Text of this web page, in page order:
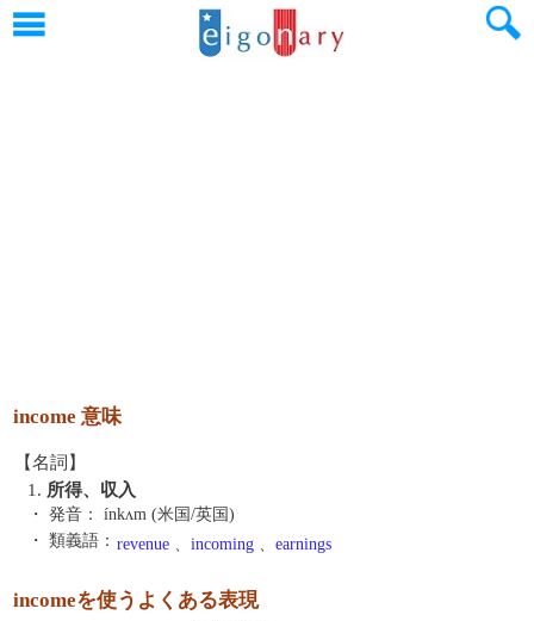
income 意味
【名詞】
1. 所得、収入
・ 発音：
ínkʌm (米国/英国)
・ 類義語： revenue 、 incoming 、 earnings
incomeを使うよくある表現